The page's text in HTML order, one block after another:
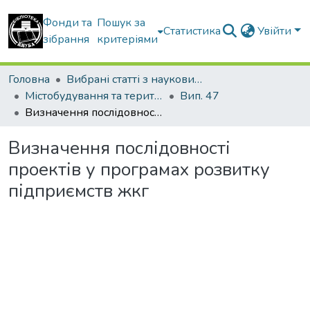
Фонди та
зібрання
Пошук за
критеріями
Статистика Увійти
Головна
Вибрані статті з наукових збірників КНУБА
Містобудування та територіальне планування
Вип. 47
Визначення послідовності проектів у програмах розвитку підприємств жкг
Визначення послідовності
проектів у програмах розвитку
підприємств жкг